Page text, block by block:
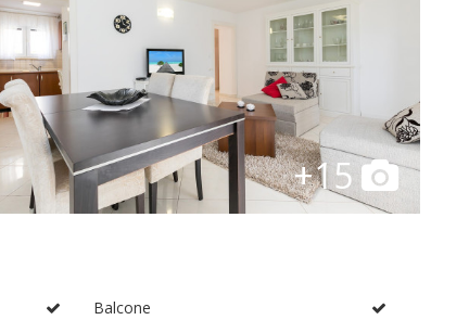
+15
Balcone